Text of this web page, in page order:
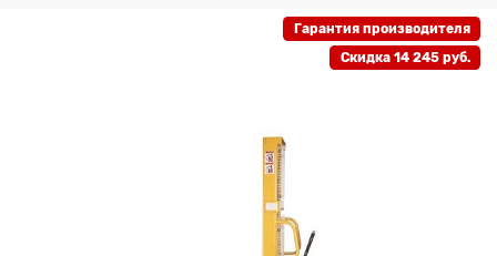
Гарантия производителя
Скидка 14 245 руб.